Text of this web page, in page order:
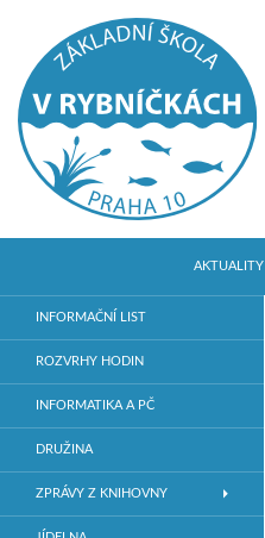
ZŠ V RybníčkáchAKTUALITY
Základní škola v Praze 10
INFORMAČNÍ LIST
ROZVRHY HODIN
INFORMATIKA A PČ
DRUŽINA
ZPRÁVY Z KNIHOVNY